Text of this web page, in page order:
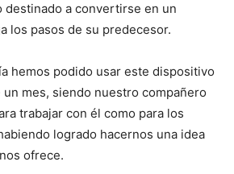
destinado a convertirse en un
los pasos de su predecesor.
hemos podido usar este dispositivo
mes, siendo nuestro compañero
trabajar con él como para los
logrado hacernos una idea
ofrece.